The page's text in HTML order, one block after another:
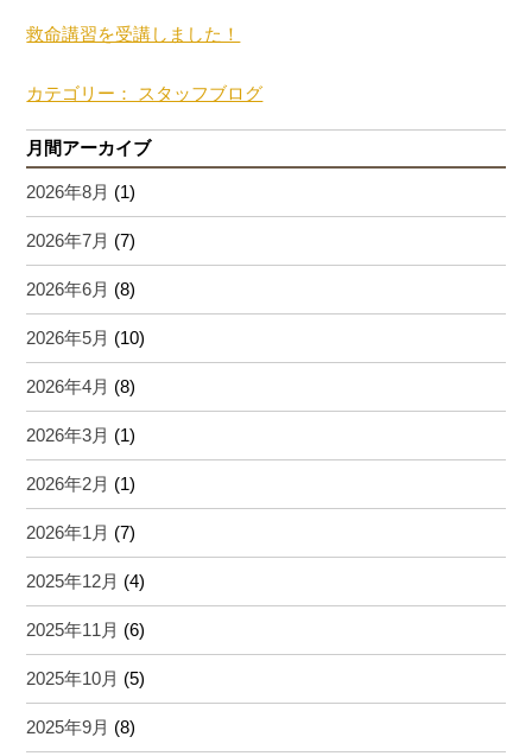
救命講習を受講しました！
カテゴリー： スタッフブログ
月間アーカイブ
2026年8月 (1)
2026年7月 (7)
2026年6月 (8)
2026年5月 (10)
2026年4月 (8)
2026年3月 (1)
2026年2月 (1)
2026年1月 (7)
2025年12月 (4)
2025年11月 (6)
2025年10月 (5)
2025年9月 (8)